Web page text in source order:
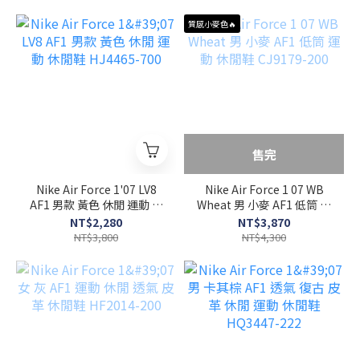
Nike Air Force 1'07 LV8
AF1 男款 黃色 休閒 運動 休
閒鞋 HJ4465-700
NT$2,280
NT$3,800
質感小麥色🔥
售完
Nike Air Force 1 07 WB
Wheat 男 小麥 AF1 低筒 運
動 休閒鞋 CJ9179-200
NT$3,870
NT$4,300